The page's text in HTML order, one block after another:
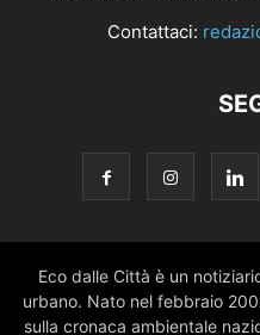
Contattaci:
Eco dalle Città è un
urbano. Nato nel febbraio
sulla cronaca ambientale